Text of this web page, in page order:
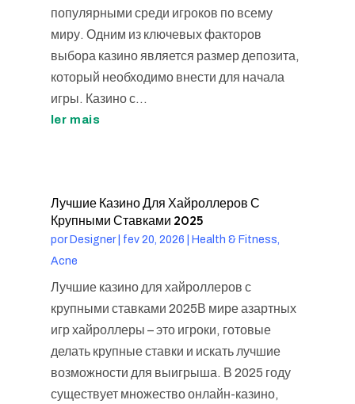
популярными среди игроков по всему
миру. Одним из ключевых факторов
выбора казино является размер депозита,
который необходимо внести для начала
игры. Казино с...
ler mais
Лучшие Казино Для Хайроллеров С
Крупными Ставками 2025
porDesigner| fev 20, 2026
Health & Fitness,
Acne
Лучшие казино для хайроллеров с
крупными ставками 2025В мире азартных
игр хайроллеры – это игроки, готовые
делать крупные ставки и искать лучшие
возможности для выигрыша. В 2025 году
существует множество онлайн-казино,